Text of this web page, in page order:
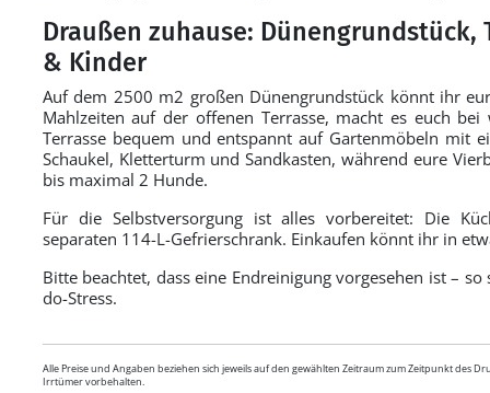
Draußen zuhause:
& Kinder
Auf dem 2500 m2 großen Dünengrundstück könnt ihr
Mahlzeiten auf der offenen Terrasse, macht es euch
Terrasse bequem und entspannt auf Gartenmöbeln mit
Schaukel, Kletterturm und Sandkasten, während eure
bis maximal 2 Hunde.
Für die Selbstversorgung ist alles vorbereitet: Die
separaten 114-L-Gefrierschrank. Einkaufen könnt ihr in
Bitte beachtet, dass eine Endreinigung vorgesehen ist –
do-Stress.
Alle Preise und Angaben beziehen sich jeweils auf den gewählten Zeitraum zum Zeitpunkt des
Irrtümer vorbehalten.